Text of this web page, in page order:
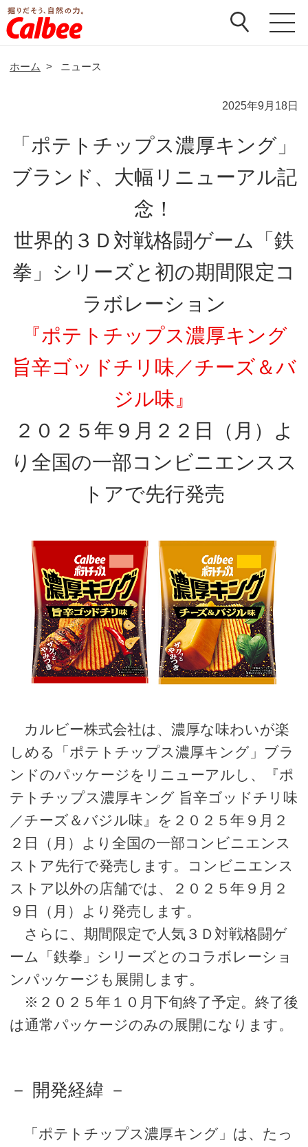
ホーム > ニュース
2025年9月18日
「ポテトチップス濃厚キング」
ブランド、大幅リニューアル記
念！
世界的３Ｄ対戦格闘ゲーム「鉄
拳」シリーズと初の期間限定コ
ラボレーション
『ポテトチップス濃厚キング
旨辛ゴッドチリ味／チーズ＆バ
ジル味』
２０２５年９月２２日（月）よ
り全国の一部コンビニエンスス
トアで先行発売
カルビー株式会社は、濃厚な味わいが楽
しめる「ポテトチップス濃厚キング」ブラ
ンドのパッケージをリニューアルし、『ポ
テトチップス濃厚キング 旨辛ゴッドチリ味
／チーズ＆バジル味』を２０２５年９月２
２日（月）より全国の一部コンビニエンス
ストア先行で発売します。コンビニエンス
ストア以外の店舗では、２０２５年９月２
９日（月）より発売します。
さらに、期間限定で人気３Ｄ対戦格闘ゲ
ーム「鉄拳」シリーズとのコラボレーショ
ンパッケージも展開します。
※２０２５年１０月下旬終了予定。終了後
は通常パッケージのみの展開になります。
－ 開発経緯 －
「ポテトチップス濃厚キング」は、たっ